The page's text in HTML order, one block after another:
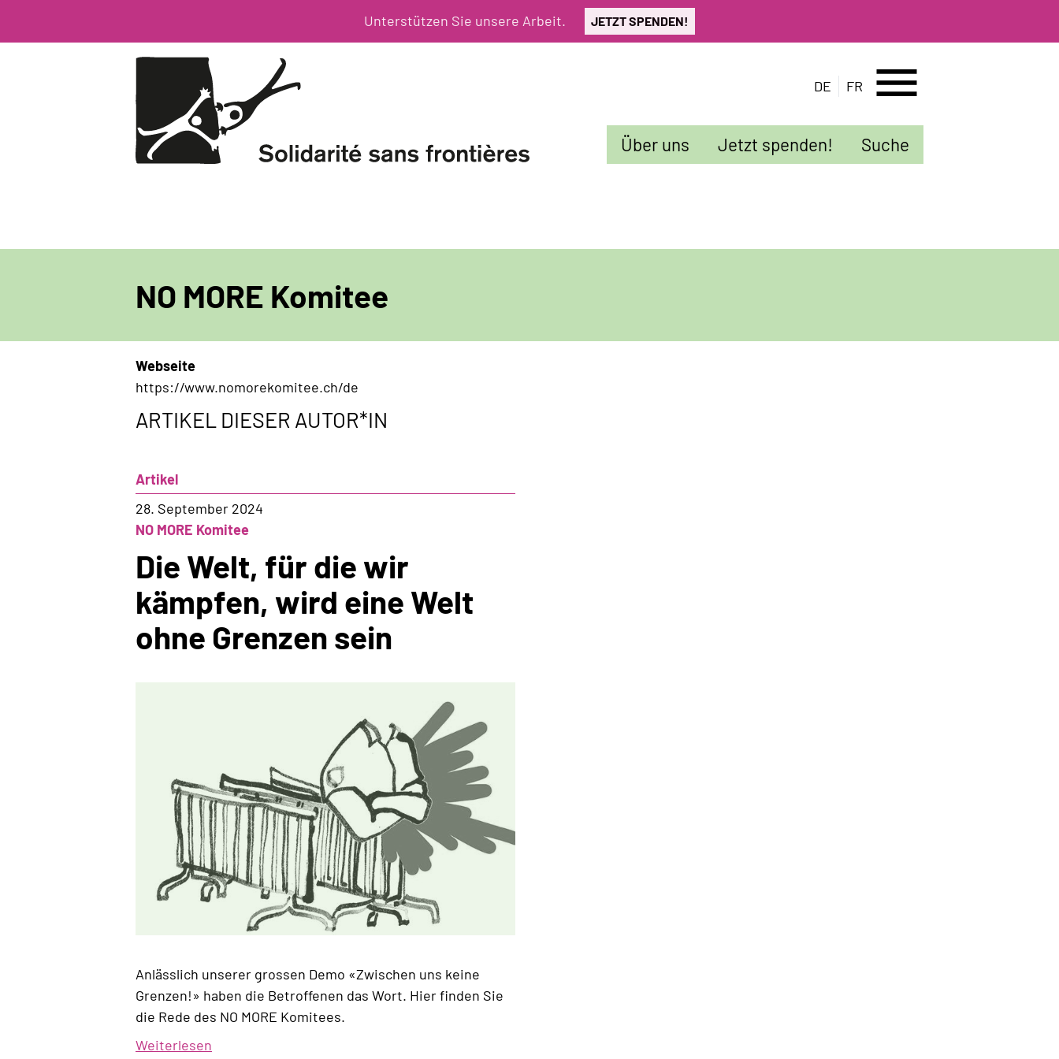
Unterstützen Sie unsere Arbeit. JETZT SPENDEN!
DE FR menu
Sekundarmenü
Über uns Jetzt spenden! Suche
NO MORE Komitee
Webseite
https://www.nomorekomitee.ch/de
ARTIKEL DIESER AUTOR*IN
Artikel
28. September 2024
NO MORE Komitee
Die Welt, für die wir
kämpfen, wird eine Welt
ohne Grenzen sein
Anlässlich unserer grossen Demo «Zwischen uns keine
Grenzen!» haben die Betroffenen das Wort. Hier finden Sie
die Rede des NO MORE Komitees.
Weiterlesen